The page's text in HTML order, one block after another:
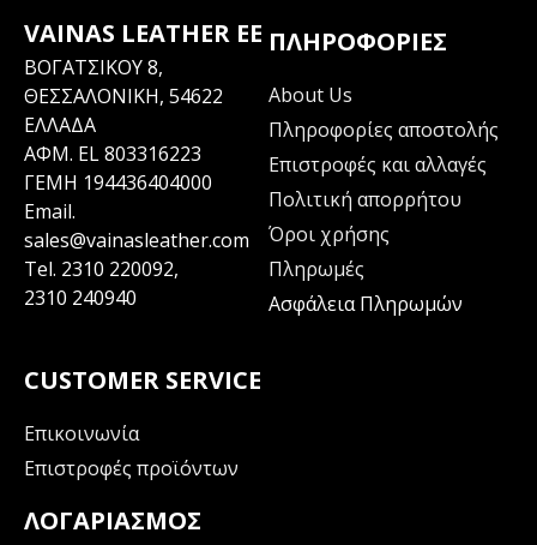
VAINAS LEATHER EE
ΒΟΓΑΤΣΙΚΟΥ 8,
ΘΕΣΣΑΛΟΝΙΚΗ, 54622
ΕΛΛΑΔΑ
ΑΦΜ. EL 803316223
ΓΕΜΗ 194436404000
Email.
sales@vainasleather.com
Tel. 2310 220092,
2310 240940
ΠΛΗΡΟΦΟΡΊΕΣ
About Us
Πληροφορίες αποστολής
Επιστροφές και αλλαγές
Πολιτική απορρήτου
Όροι χρήσης
Πληρωμές
Ασφάλεια Πληρωμών
CUSTOMER SERVICE
Επικοινωνία
Επιστροφές προϊόντων
ΛΟΓΑΡΙΑΣΜΌΣ